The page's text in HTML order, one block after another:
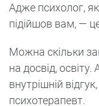
Адже психолог,
підійшов вам, —
Можна скільки
на досвід,
внутрішній
психотерапевт.